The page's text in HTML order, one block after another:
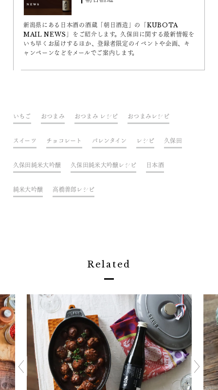
新潟県にある日本酒の酒蔵「朝日酒造」の「KUBOTA
MAIL NEWS」をご紹介します。久保田に関する最新情報を
いち早くお届けするほか、登録者限定のイベントや企画、キ
ャンペーンなどをメールでご案内します。
いちご おつまみ おつまみ レシピ おつまみレシピ
スイーツ チョコレート バレンタイン レシピ 久保田
久保田純米大吟醸 久保田純米大吟醸レシピ 日本酒
純米大吟醸 高橋善郎レシピ
Related